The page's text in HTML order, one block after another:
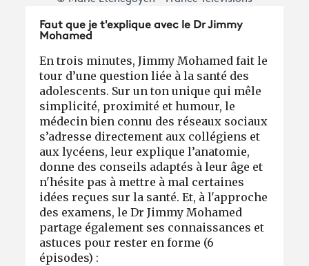
Faut que je t'explique avec le Dr Jimmy
Mohamed
En trois minutes, Jimmy Mohamed fait le
tour d’une question liée à la santé des
adolescents. Sur un ton unique qui mêle
simplicité, proximité et humour, le
médecin bien connu des réseaux sociaux
s’adresse directement aux collégiens et
aux lycéens, leur explique l’anatomie,
donne des conseils adaptés à leur âge et
n'hésite pas à mettre à mal certaines
idées reçues sur la santé. Et, à l'approche
des examens, le Dr Jimmy Mohamed
partage également ses connaissances et
astuces pour rester en forme (6
épisodes) :